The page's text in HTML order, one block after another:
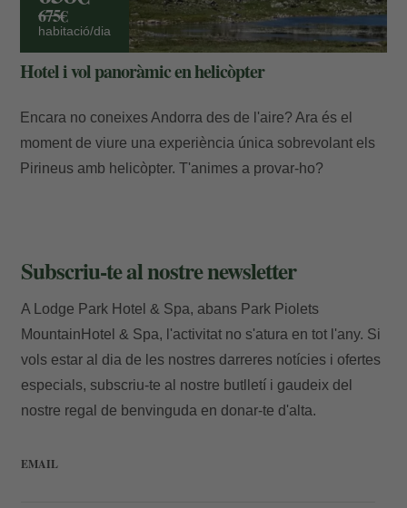
675€
habitació/dia
Hotel i vol panoràmic en helicòpter
Encara no coneixes Andorra des de l'aire? Ara és el
moment de viure una experiència única sobrevolant els
Pirineus amb helicòpter. T'animes a provar-ho?
Subscriu-te al nostre newsletter
A Lodge Park Hotel & Spa, abans Park Piolets
MountainHotel & Spa, l'activitat no s'atura en tot l'any. Si
vols estar al dia de les nostres darreres notícies i ofertes
especials, subscriu-te al nostre butlletí i gaudeix del
nostre regal de benvinguda en donar-te d'alta.
EMAIL